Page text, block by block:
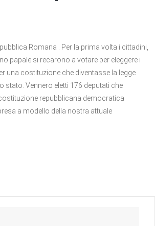
Romana . Per la prima volta i cittadini,
papale si recarono a votare per eleggere i
una costituzione che diventasse la legge
stato. Vennero eletti 176 deputati che
repubblicana democratica
a modello della nostra attuale